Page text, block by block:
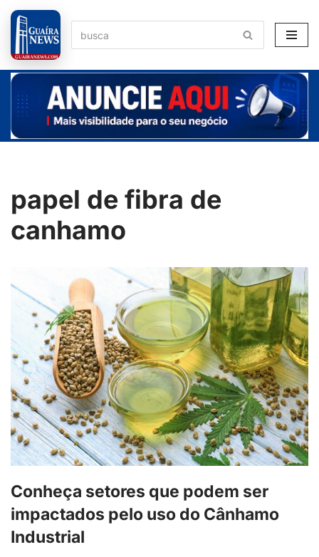
Pular
para
o
conteúdo
papel de fibra de
canhamo
Conheça setores que podem ser
impactados pelo uso do Cânhamo
Industrial